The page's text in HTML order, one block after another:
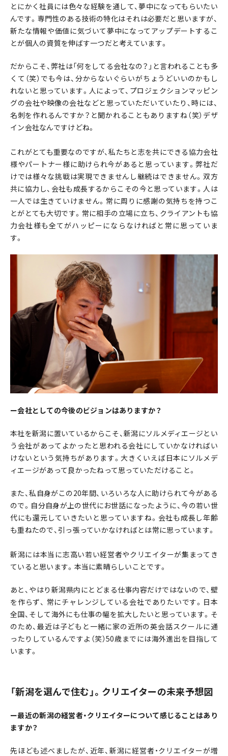
とにかく社員には色々な経験を通して、夢中になってもらいたい
んです。専門性のある技術の特化はそれは必要だと思いますが、
新たな情報や価値に気づいて夢中になってアップデートするこ
とが個人の資質を伸ばす一つだと考えています。
だからこそ、弊社は「何をしてる会社なの？」と言われることも多
くて（笑）でも今は、分からないぐらいがちょうどいいのかもし
れないと思っています。人によって、プロジェクションマッピン
グの会社や映像の会社などと思っていただいていたり、時には、
名刺を作れるんですか？と聞かれることもありますね（笑）デザ
イン会社なんですけどね。
これがとても重要なのですが、私たちと志を共にできる協力会社
様やパートナー様に助けられ今があると思っています。弊社だ
けでは様々な挑戦は実現できませんし継続はできません。双方
共に協力し、会社も成長するからこその今と思っています。人は
一人では生きていけません。常に周りに感謝の気持ちを持つこ
とがとても大切です。常に相手の立場に立ち、クライアントも協
力会社様も全てがハッピーにならなければと常に思っていま
す。
ー会社としての今後のビジョンはありますか？
本社を新潟に置いているからこそ、新潟にソルメディエージとい
う会社があってよかったと思われる会社にしていかなければい
けないという気持ちがあります。大きくいえば日本にソルメデ
ィエージがあって良かったねって思っていただけること。
また、私自身がこの20年間、いろいろな人に助けられて今がある
ので。自分自身が上の世代にお世話になったように、今の若い世
代にも還元していきたいと思っていますね。会社も成長し年齢
も重ねたので、引っ張っていかなければとは常に思っています。
新潟には本当に志高い若い経営者やクリエイターが集まってき
ていると思います。本当に素晴らしいことです。
あと、やはり新潟県内にとどまる仕事内容だけではないので、壁
を作らず、 常にチャレンジしている会社でありたいです。日本
全国、そして海外にも仕事の幅を拡大したいと思っています。そ
のため、最近は子どもと一緒に家の近所の英会話スクールに通
ったりしているんですよ（笑）50歳までには海外進出を目指して
います。
「新潟を選んで住む」。クリエイターの未来予想図
ー最近の新潟の経営者・クリエイターについて感じることはあり
ますか？
先ほども述べましたが、近年、新潟に経営者・クリエイターが増